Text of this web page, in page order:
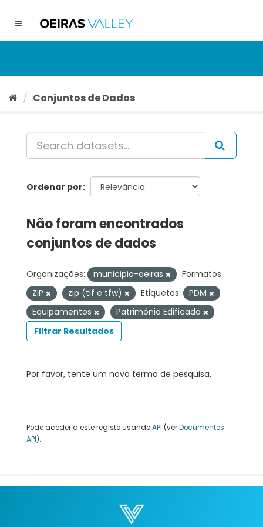
conteúdo
Toggle
Conjuntos de Dados
Ordenar por
Não foram encontrados
conjuntos de dados
Organizações: municipio-oeiras
Formatos:
ZIP
zip (tif e tfw) Etiquetas:
PDM
Equipamentos
Património Edificado
Filtrar Resultados
Por favor, tente um novo termo de pesquisa.
Pode aceder a este registo usandoAPI (verDocumentos
API).